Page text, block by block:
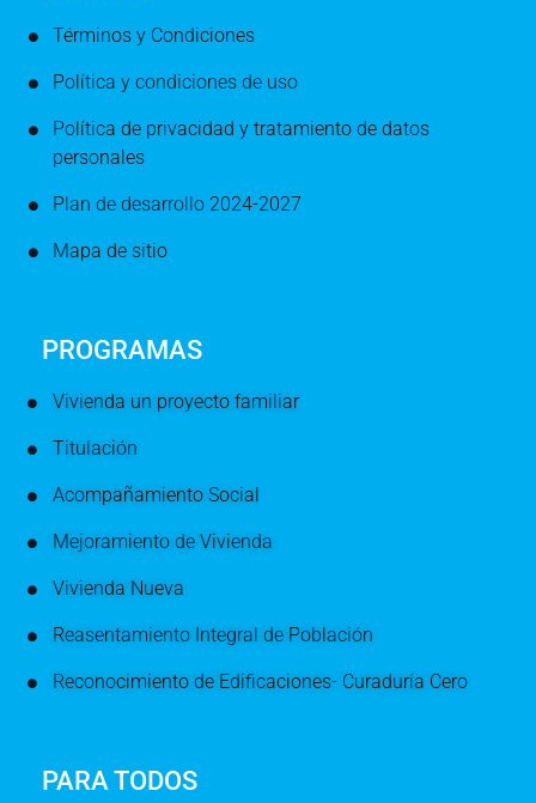
Términos y Condiciones
Política y condiciones de uso
Política de privacidad y tratamiento de datos
personales
Plan de desarrollo 2024-2027
Mapa de sitio
PROGRAMAS
Vivienda un proyecto familiar
Titulación
Acompañamiento Social
Mejoramiento de Vivienda
Vivienda Nueva
Reasentamiento Integral de Población
Reconocimiento de Edificaciones- Curaduría Cero
PARA TODOS